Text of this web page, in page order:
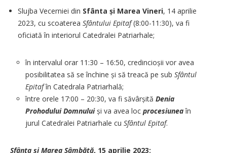
Slujba Vecerniei din Sfânta și Marea Vineri, 14 aprilie
2023, cu scoaterea Sfântului Epitaf(8:00-11:30), va fi
oficiată în interiorul Catedralei Patriarhale;
în intervalul orar 11:30 – 16:50, credincioșii vor avea
posibilitatea să se închine și să treacă pe sub Sfântul
Epitafîn Catedrala Patriarhală;
între orele 17:00 – 20:30, va fi săvârșită Denia
Prohodului Domnuluiși va avea loc procesiuneaîn
jurul Catedralei Patriarhale cu Sfântul Epitaf.
Sfânta și Marea Sâmbătă, 15 aprilie 2023: